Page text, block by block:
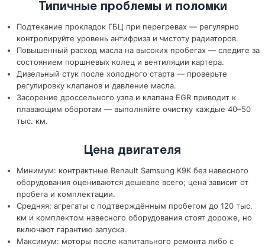
Типичные проблемы и поломки
Подтекание прокладок ГБЦ при перегревах — регулярно
контролируйте уровень антифриза и чистоту радиаторов.
Повышенный расход масла на высоких пробегах — следите за
состоянием поршневых колец и вентиляции картера.
Дизельный стук после холодного старта — проверьте
регулировку клапанов и давление масла.
Засорение дроссельного узла и клапана EGR приводит к
плавающим оборотам — выполняйте очистку каждые 40–50
тыс. км.
Цена двигателя
Минимум: контрактные Renault Samsung K9K без навесного
оборудования оцениваются дешевле всего; цена зависит от
пробега и комплектации.
Средняя: агрегаты с подтверждённым пробегом до 120 тыс.
км и комплектом навесного оборудования стоят дороже, но
включают гарантию запуска.
Максимум: моторы после капитального ремонта либо с